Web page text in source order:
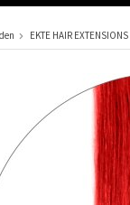
EKTE HAIR EXTENSIONS